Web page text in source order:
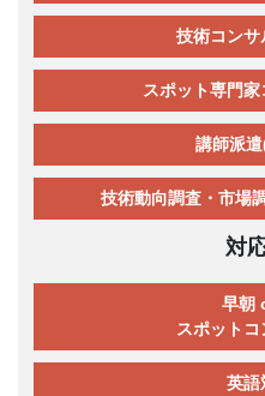
技術コンサ
スポット専門
講師派
技術動向調査・市場
対
早朝
スポット
英語